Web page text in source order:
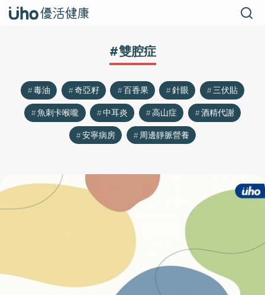
#雙腔症
毒油 奇亞籽 百香果 針眼
三伏貼
魚刺卡喉嚨
中耳炎 高山症
酒精代謝
安寧病房
周邊靜脈營養